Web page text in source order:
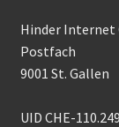
Hinder Internet
Postfach
9001 St. Gallen
UID CHE-